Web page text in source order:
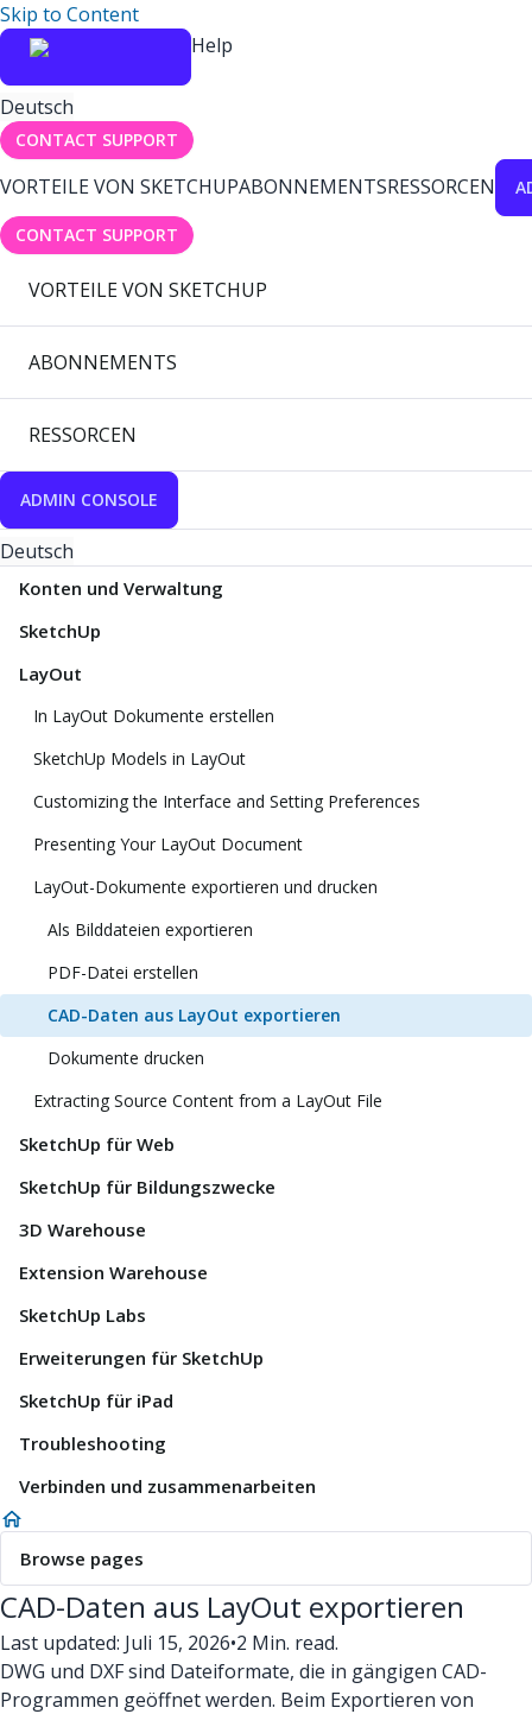
Skip to Content
Help
Deutsch
CONTACT SUPPORT
VORTEILE VON SKETCHUPABONNEMENTSRESSORCEN
CONTACT SUPPORT
VORTEILE VON SKETCHUP
ABONNEMENTS
RESSORCEN
ADMIN CONSOLE
Deutsch
Konten und Verwaltung
SketchUp
LayOut
In LayOut Dokumente erstellen
SketchUp Models in LayOut
Customizing the Interface and Setting Preferences
Presenting Your LayOut Document
LayOut-Dokumente exportieren und drucken
Als Bilddateien exportieren
PDF-Datei erstellen
CAD-Daten aus LayOut exportieren
Dokumente drucken
Extracting Source Content from a LayOut File
SketchUp für Web
SketchUp für Bildungszwecke
3D Warehouse
Extension Warehouse
SketchUp Labs
Erweiterungen für SketchUp
SketchUp für iPad
Troubleshooting
Verbinden und zusammenarbeiten
Browse pages
CAD-Daten aus LayOut exportieren
Last updated: Juli 15, 2026•2 Min. read.
DWG und DXF sind Dateiformate, die in gängigen CAD-
Programmen geöffnet werden. Beim Exportieren von